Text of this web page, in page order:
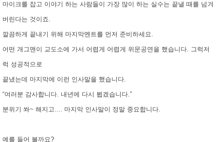
마이크를 잡고 이야기 하는 사람들이 가장 많이 하는 실수는 끝낼 때를 넘겨
버린다는 것이죠.
깔끔하게 끝내기 위해 마지막멘트를 먼저 준비하세요.
어떤 개그맨이 교도소에 가서 어렵게 어렵게 위문공연을 했습니다. 그럭저
럭 성공적으로
끝냈는데 마지막에 이런 인사말을 했습니다.
“여러분 감사합니다. 내년에 다시 뵙겠습니다.”
분위기 쏴~ 해지고.... 마지막 인사말이 정말 중요합니다.
예를 들어 볼까요?